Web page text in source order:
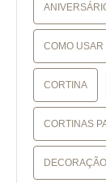
COMO USAR
CORTINA
CORTINAS